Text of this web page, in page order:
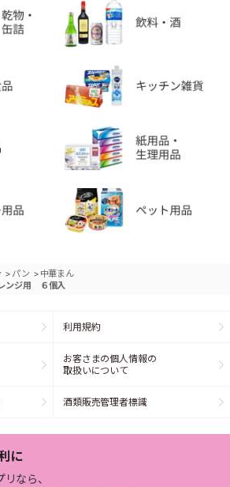
> パン > 中華まん
ンジ用 ６個入
利用規約
お客さまの個人情報の
取扱いについて
酒類販売管理者標識
に
なら、